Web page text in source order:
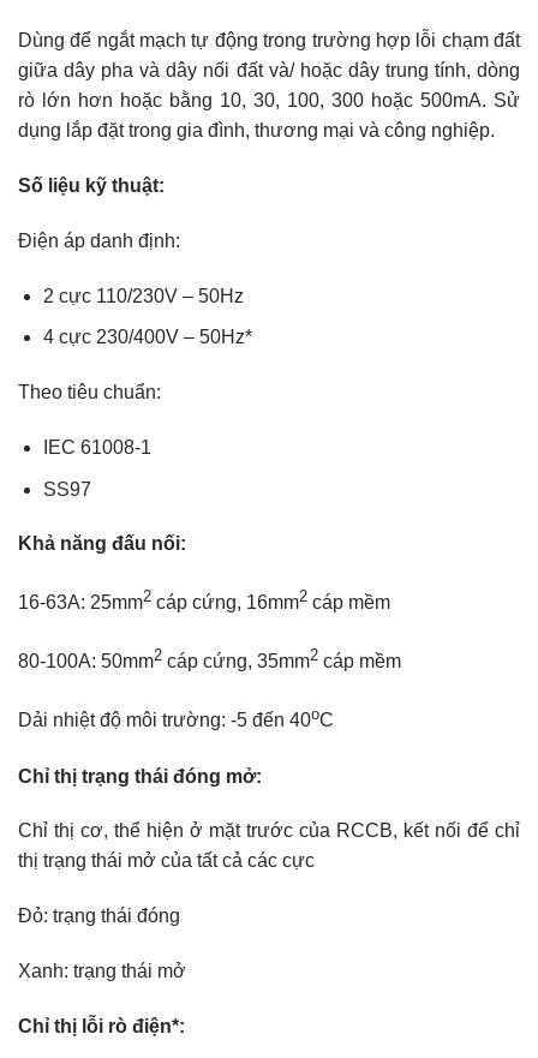
Dùng để ngắt mạch tự động trong trường hợp lỗi chạm đất
giữa dây pha và dây nối đất và/ hoặc dây trung tính, dòng
rò lớn hơn hoặc bằng 10, 30, 100, 300 hoặc 500mA. Sử
dụng lắp đặt trong gia đình, thương mại và công nghiệp.
Số liệu kỹ thuật:
Điện áp danh định:
2 cực 110/230V – 50Hz
4 cực 230/400V – 50Hz*
Theo tiêu chuẩn:
IEC 61008-1
SS97
Khả năng đấu nối:
16-63A: 25mm2 cáp cứng, 16mm2 cáp mềm
80-100A: 50mm2 cáp cứng, 35mm2 cáp mềm
Dải nhiệt độ môi trường: -5 đến 40oC
Chỉ thị trạng thái đóng mở:
Chỉ thị cơ, thể hiện ở mặt trước của RCCB, kết nối để chỉ
thị trạng thái mở của tất cả các cực
Đỏ: trạng thái đóng
Xanh: trạng thái mở
Chỉ thị lỗi rò điện*: